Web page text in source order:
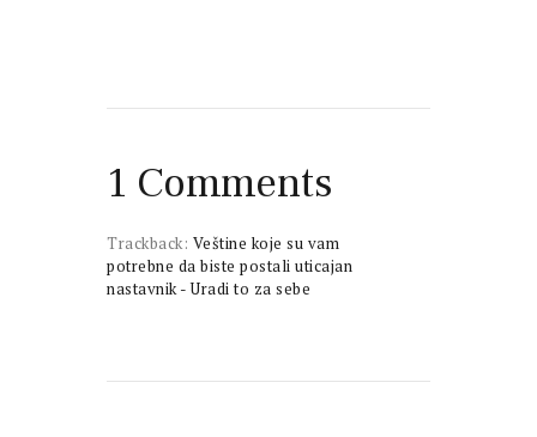
1 Comments
Trackback: Veštine koje su vam
potrebne da biste postali uticajan
nastavnik - Uradi to za sebe